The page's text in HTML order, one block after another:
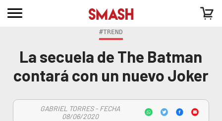
#TREND
La secuela de The Batman
contará con un nuevo Joker
GABRIEL TORRES - FECHA
08/06/2020